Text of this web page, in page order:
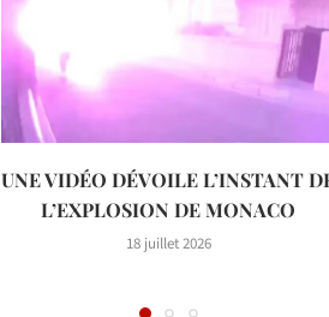
UNE VIDÉO DÉVOILE L’INSTANT
L’EXPLOSION DE MONACO
18 juillet 2026